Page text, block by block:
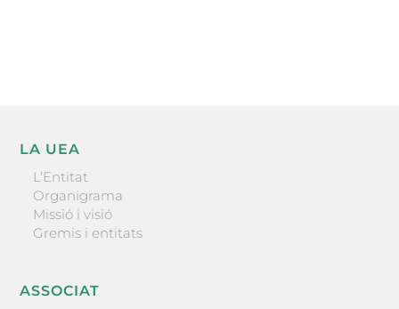
LA UEA
L’Entitat
Organigrama
Missió i visió
Gremis i entitats
ASSOCIAT